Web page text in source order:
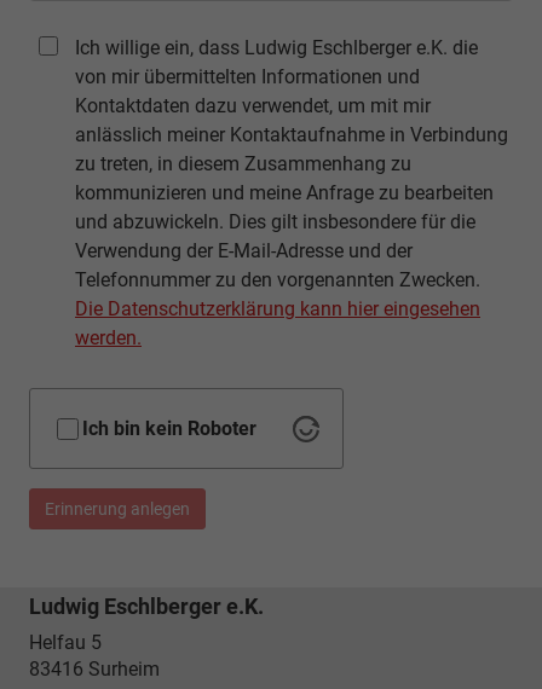
Ich willige ein, dass Ludwig Eschlberger e.K. die
von mir übermittelten Informationen und
Kontaktdaten dazu verwendet, um mit mir
anlässlich meiner Kontaktaufnahme in Verbindung
zu treten, in diesem Zusammenhang zu
kommunizieren und meine Anfrage zu bearbeiten
und abzuwickeln. Dies gilt insbesondere für die
Verwendung der E-Mail-Adresse und der
Telefonnummer zu den vorgenannten Zwecken.
Die Datenschutzerklärung kann hier eingesehen
werden.
Ich bin kein Roboter
Erinnerung anlegen
Ludwig Eschlberger e.K.
Helfau 5
83416 Surheim